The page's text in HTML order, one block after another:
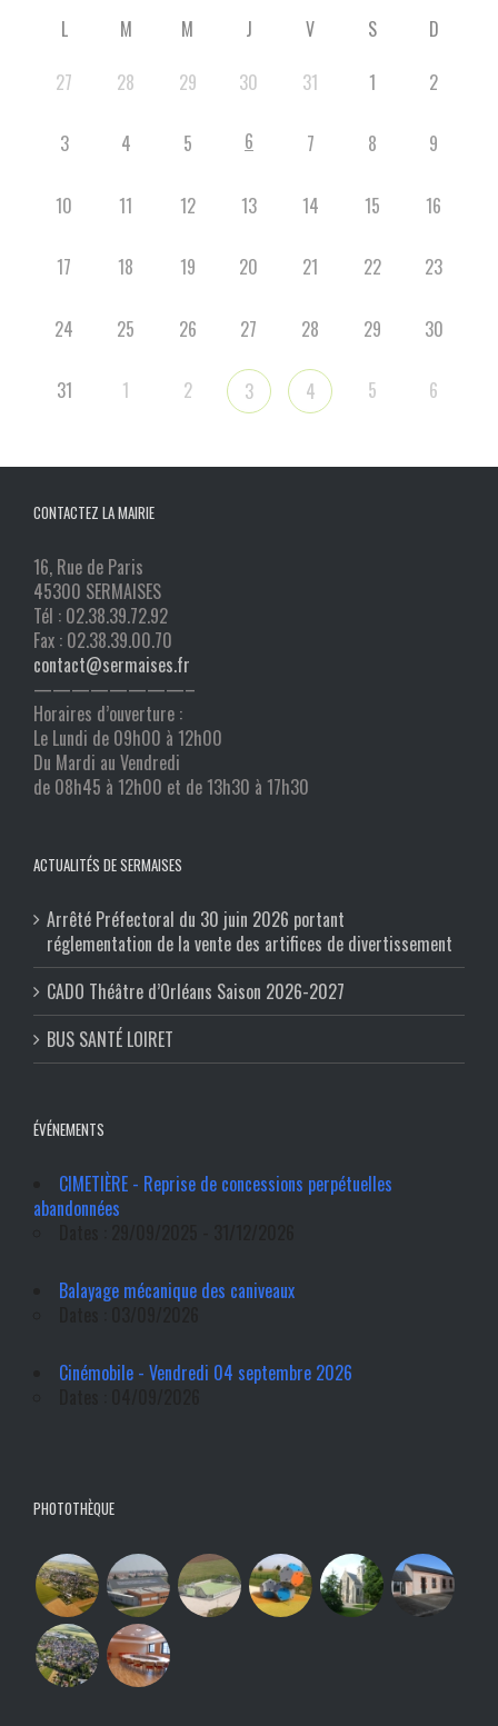
L M M J V S
D
27
28 29 30 31 1 2
3 4 5 6 7 8 9
10 11 12 13 14 15 16
17 18 19 20 21 22 23
24 25 26 27 28 29 30
31 1 2 3 4 5 6
CONTACTEZ LA MAIRIE
16, Rue de Paris
45300 SERMAISES
Tél : 02.38.39.72.92
Fax : 02.38.39.00.70
contact@sermaises.fr
————————–
Horaires d’ouverture :
Le Lundi de 09h00 à 12h00
Du Mardi au Vendredi
de 08h45 à 12h00 et de 13h30 à 17h30
ACTUALITÉS DE SERMAISES
Arrêté Préfectoral du 30 juin 2026 portant
réglementation de la vente des artifices de divertissement
CADO Théâtre d’Orléans Saison 2026-2027
BUS SANTÉ LOIRET
ÉVÉNEMENTS
CIMETIÈRE - Reprise de concessions perpétuelles
abandonnées
Balayage mécanique des caniveaux
Cinémobile - Vendredi 04 septembre 2026
PHOTOTHÈQUE